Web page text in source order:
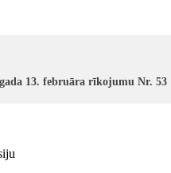
13. februāra rīkojumu Nr. 53